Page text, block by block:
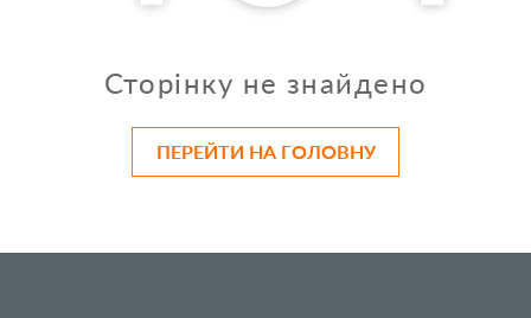
Сторінку не знайдено
ПЕРЕЙТИ НА ГОЛОВНУ